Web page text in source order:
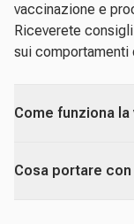
vaccinazione e
Riceverete
sui comportamenti
Come funziona
Cosa portare